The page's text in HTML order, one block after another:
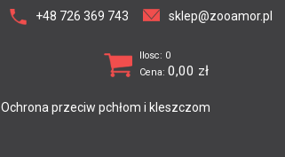
+48 726 369 743 sklep@zooamor.pl
Ilosc: 0
Cena: 0,00 zł
Ochrona przeciw pchłom i kleszczom